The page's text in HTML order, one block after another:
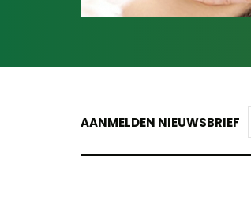
AANMELDEN NIEUWSBRIEF